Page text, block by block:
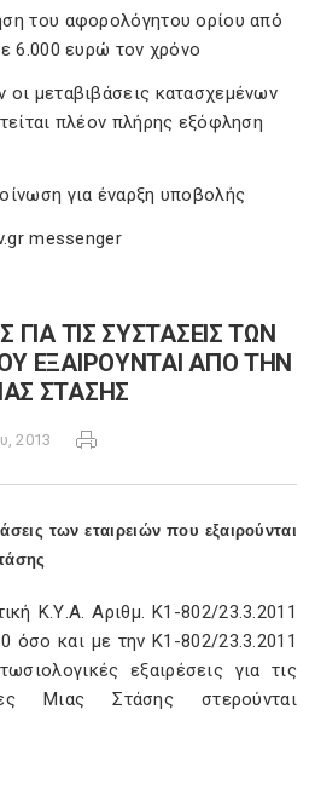
του αφορολόγητου ορίου από
6.000 ευρώ τον χρόνο
μεταβιβάσεις κατασχεμένων
πλέον πλήρης εξόφληση
για έναρξη υποβολής
messenger
ΓΙΑ ΤΙΣ ΣΥΣΤΑΣΕΙΣ ΤΩΝ
ΕΞΑΙΡΟΥΝΤΑΙ ΑΠΟ ΤΗΝ
ΣΤΑΣΗΣ
2013
των εταιρειών που εξαιρούνται
Κ.Υ.Α. Αριθμ. K1-802/23.3.2011
όσο και με την K1-802/23.3.2011
εξαιρέσεις για τις
Μιας Στάσης στερούνται